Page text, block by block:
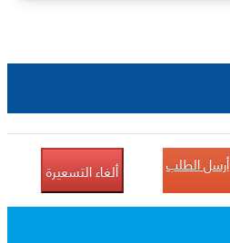
أرسل الطلب ألغاء التسعيرة